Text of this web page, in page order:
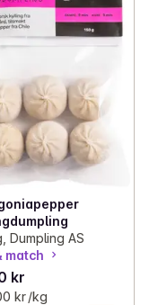
Dumpling AS
match
kr
kr /kg